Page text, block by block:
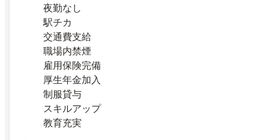
夜勤なし
駅チカ
交通費支給
職場内禁煙
雇用保険完備
厚生年金加入
制服貸与
スキルアップ
教育充実